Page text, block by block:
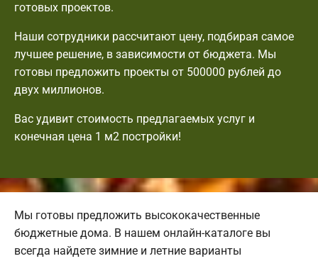
готовых проектов.
Наши сотрудники рассчитают цену, подбирая самое
лучшее решение, в зависимости от бюджета. Мы
готовы предложить проекты от 500000 рублей до
двух миллионов.
Вас удивит стоимость предлагаемых услуг и
конечная цена 1 м2 постройки!
Мы готовы предложить высококачественные
бюджетные дома. В нашем онлайн-каталоге вы
всегда найдете зимние и летние варианты